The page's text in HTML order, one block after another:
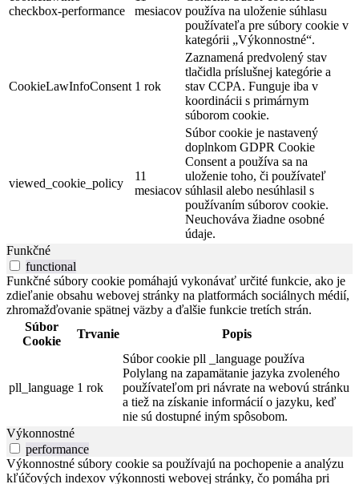
checkbox-performance
mesiacov používa na uloženie súhlasu
používateľa pre súbory cookie v
kategórii „Výkonnostné“.
CookieLawInfoConsent 1 rok
Zaznamená predvolený stav
tlačidla príslušnej kategórie a
stav CCPA. Funguje iba v
koordinácii s primárnym
súborom cookie.
viewed_cookie_policy
11
mesiacov
Súbor cookie je nastavený
doplnkom GDPR Cookie
Consent a používa sa na
uloženie toho, či používateľ
súhlasil alebo nesúhlasil s
používaním súborov cookie.
Neuchováva žiadne osobné
údaje.
Funkčné
functional
Funkčné súbory cookie pomáhajú vykonávať určité funkcie, ako je
zdieľanie obsahu webovej stránky na platformách sociálnych médií,
zhromažďovanie spätnej väzby a ďalšie funkcie tretích strán.
Súbor
Cookie
Trvanie Popis
pll_language 1 rok
Súbor cookie pll _language používa
Polylang na zapamätanie jazyka zvoleného
používateľom pri návrate na webovú stránku
a tiež na získanie informácií o jazyku, keď
nie sú dostupné iným spôsobom.
Výkonnostné
performance
Výkonnostné súbory cookie sa používajú na pochopenie a analýzu
kľúčových indexov výkonnosti webovej stránky, čo pomáha pri